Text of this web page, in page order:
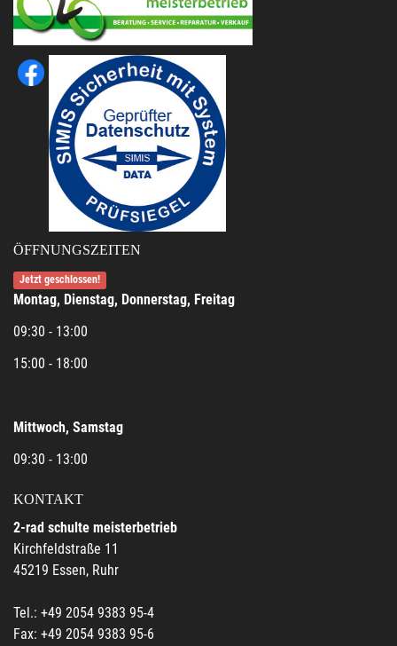
ÖFFNUNGSZEITEN
Jetzt geschlossen!
Montag, Dienstag, Donnerstag, Freitag
09:30 - 13:00
15:00 - 18:00
Mittwoch, Samstag
09:30 - 13:00
KONTAKT
2-rad schulte meisterbetrieb
Kirchfeldstraße 11
45219 Essen, Ruhr
Tel.: +49 2054 9383 95-4
Fax: +49 2054 9383 95-6